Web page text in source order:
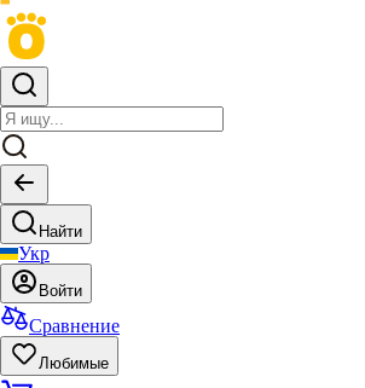
Найти
Укр
Войти
Сравнение
Любимые